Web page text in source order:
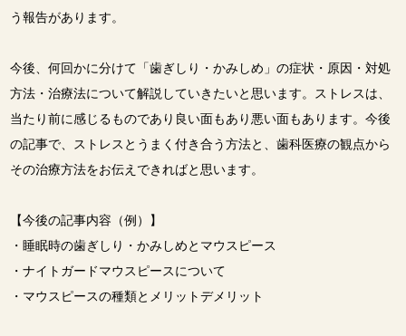
う報告があります。
今後、何回かに分けて「歯ぎしり・かみしめ」の症状・原因・対処
方法・治療法について解説していきたいと思います。ストレスは、
当たり前に感じるものであり良い面もあり悪い面もあります。今後
の記事で、ストレスとうまく付き合う方法と、歯科医療の観点から
その治療方法をお伝えできればと思います。
【今後の記事内容（例）】
・睡眠時の歯ぎしり・かみしめとマウスピース
・ナイトガードマウスピースについて
・マウスピースの種類とメリットデメリット